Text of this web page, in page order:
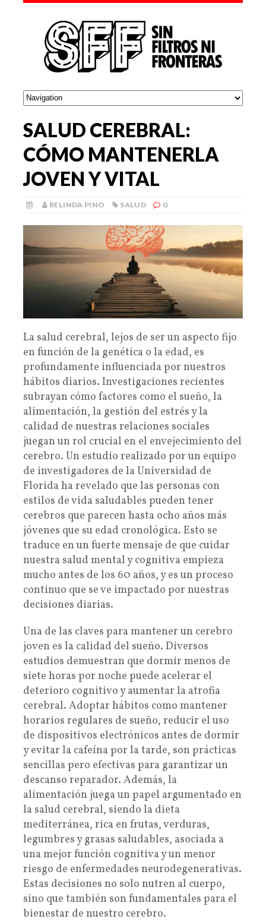
SALUD CEREBRAL:
CÓMO MANTENERLA
JOVEN Y VITAL
BELINDA PINO SALUD 0
La salud cerebral, lejos de ser un aspecto fijo
en función de la genética o la edad, es
profundamente influenciada por nuestros
hábitos diarios. Investigaciones recientes
subrayan cómo factores como el sueño, la
alimentación, la gestión del estrés y la
calidad de nuestras relaciones sociales
juegan un rol crucial en el envejecimiento del
cerebro. Un estudio realizado por un equipo
de investigadores de la Universidad de
Florida ha revelado que las personas con
estilos de vida saludables pueden tener
cerebros que parecen hasta ocho años más
jóvenes que su edad cronológica. Esto se
traduce en un fuerte mensaje de que cuidar
nuestra salud mental y cognitiva empieza
mucho antes de los 60 años, y es un proceso
continuo que se ve impactado por nuestras
decisiones diarias.
Una de las claves para mantener un cerebro
joven es la calidad del sueño. Diversos
estudios demuestran que dormir menos de
siete horas por noche puede acelerar el
deterioro cognitivo y aumentar la atrofia
cerebral. Adoptar hábitos como mantener
horarios regulares de sueño, reducir el uso
de dispositivos electrónicos antes de dormir
y evitar la cafeína por la tarde, son prácticas
sencillas pero efectivas para garantizar un
descanso reparador. Además, la
alimentación juega un papel argumentado en
la salud cerebral, siendo la dieta
mediterránea, rica en frutas, verduras,
legumbres y grasas saludables, asociada a
una mejor función cognitiva y un menor
riesgo de enfermedades neurodegenerativas.
Estas decisiones no solo nutren al cuerpo,
sino que también son fundamentales para el
bienestar de nuestro cerebro.